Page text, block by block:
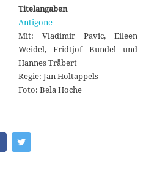
Titelangaben
Antigone
Mit: Vladimir Pavic, Eileen
Weidel, Fridtjof Bundel und
Hannes Träbert
Regie: Jan Holtappels
Foto: Bela Hoche